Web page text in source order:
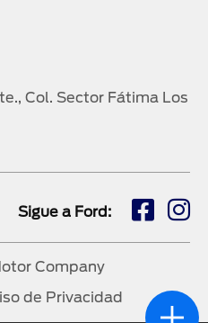
Col. Sector Fátima Los
Sigue a Ford:
Company
de Privacidad